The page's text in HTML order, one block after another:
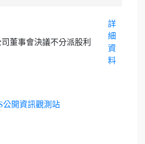
董事會決議不分派股利
詳
細
資
料
公開資訊觀測站